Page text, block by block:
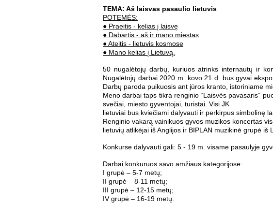
TEMA: Aš laisvas pasaulio lietuvis
POTEMĖS:
● Praeitis - kelias į laisvę
● Dabartis - aš ir mano miestas
● Ateitis - lietuvis kosmose
● Mano kelias į Lietuvą.
50 nugalėtojų darbų, kuriuos atrinks internautų ir
Nugalėtojų darbai 2020 m. kovo 21 d. bus gyvai
Darbų paroda puikuosis ant jūros kranto, istoriniame
Meno darbai taps tikra renginio “Laisvės pavasaris”
svečiai, miesto gyventojai, turistai. Visi JK
lietuviai bus kviečiami dalyvauti ir perkirpus simbolinę
Renginio vakarą vainikuos gyvos muzikos koncertas
lietuvių atlikėjai iš Anglijos ir BIPLAN muzikinė grupė
Konkurse dalyvauti gali: 5 - 19 m. visame pasaulyje
Darbai konkuruos savo amžiaus kategorijose:
I grupė – 5-7 metų;
II grupė – 8-11 metų;
III grupė – 12-15 metų;
IV grupė – 16-19 metų.